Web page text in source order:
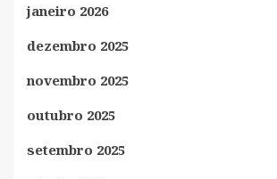
janeiro 2026
dezembro 2025
novembro 2025
outubro 2025
setembro 2025